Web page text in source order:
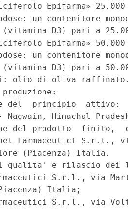
Epifarma»
un contenitore
D3) pari a
Epifarma»
un contenitore
D3) pari a
olio di oliva
produzione:
del  principio  attivo:
Himachal
del prodotto  finito,
Farmaceutici
(Piacenza) Italia.
qualita' e rilascio dei
S.r.l., via
Italia;
S.r.l., via